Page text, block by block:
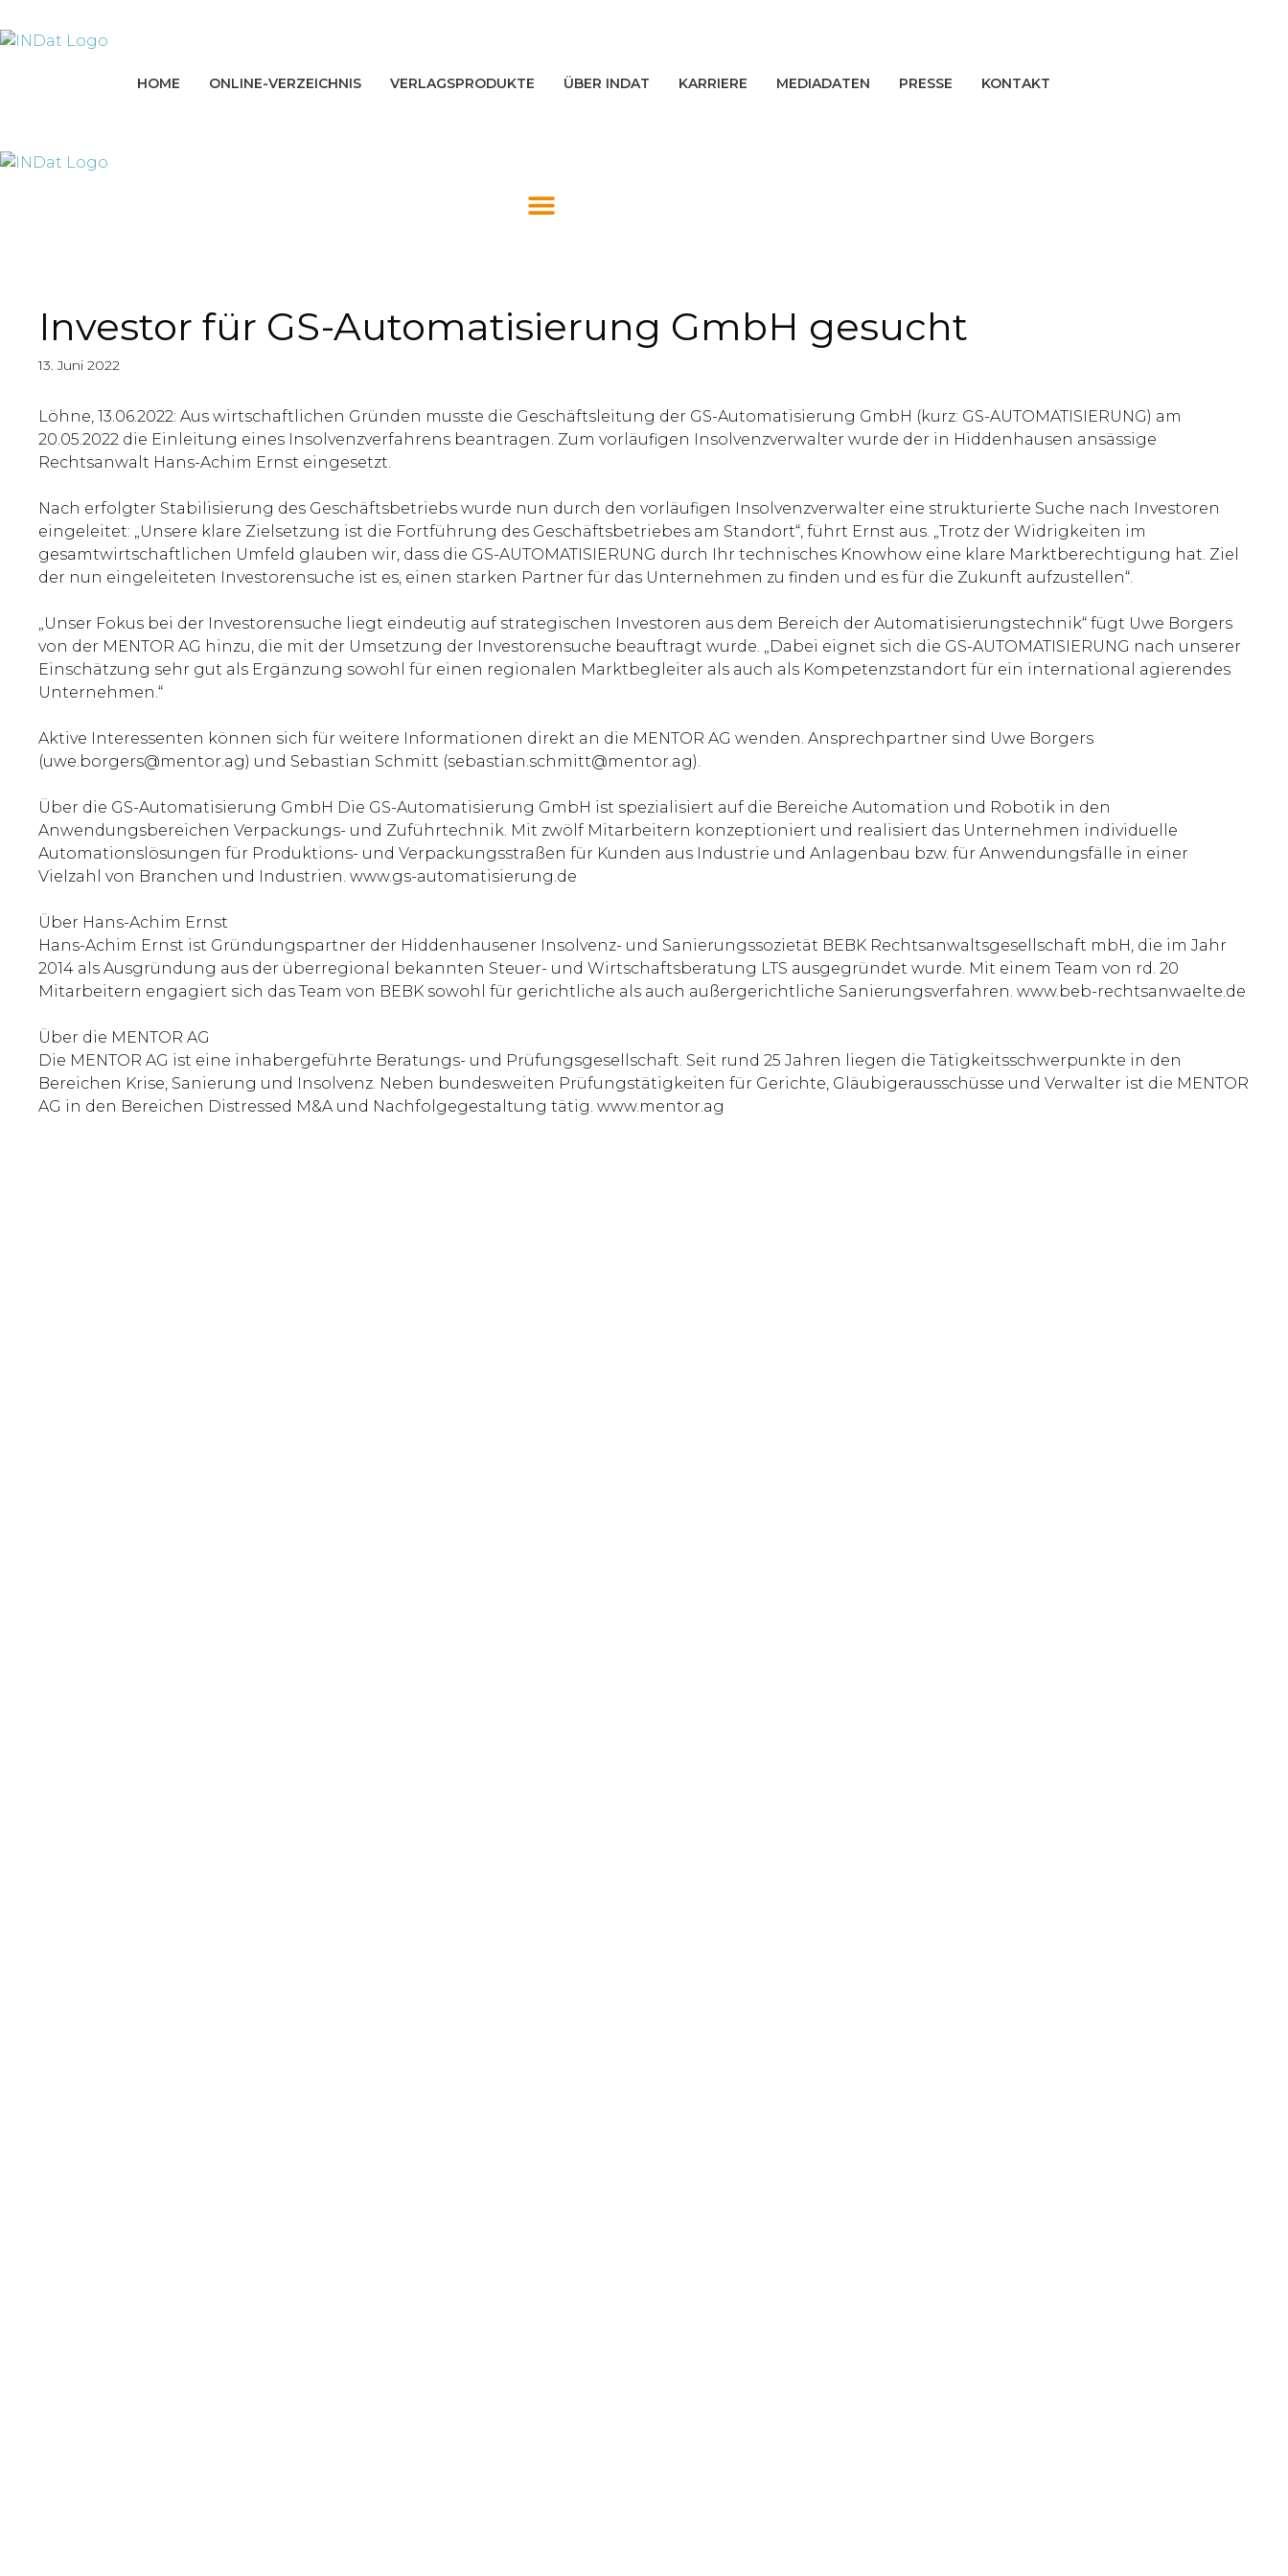
Inhalt
HOME ONLINE-VERZEICHNIS VERLAGSPRODUKTE ÜBER INDAT KARRIERE MEDIADATEN PRESSE KONTAKT
Investor für GS-Automatisierung GmbH gesucht
13. Juni 2022
Löhne, 13.06.2022: Aus wirtschaftlichen Gründen musste die Geschäftsleitung der GS-Automatisierung GmbH (kurz: GS-AUTOMATISIERUNG) am
20.05.2022 die Einleitung eines Insolvenzverfahrens beantragen. Zum vorläufigen Insolvenzverwalter wurde der in Hiddenhausen ansässige
Rechtsanwalt Hans-Achim Ernst eingesetzt.
Nach erfolgter Stabilisierung des Geschäftsbetriebs wurde nun durch den vorläufigen Insolvenzverwalter eine strukturierte Suche nach Investoren
eingeleitet: „Unsere klare Zielsetzung ist die Fortführung des Geschäftsbetriebes am Standort“, führt Ernst aus. „Trotz der Widrigkeiten im
gesamtwirtschaftlichen Umfeld glauben wir, dass die GS-AUTOMATISIERUNG durch Ihr technisches Knowhow eine klare Marktberechtigung hat. Ziel
der nun eingeleiteten Investorensuche ist es, einen starken Partner für das Unternehmen zu finden und es für die Zukunft aufzustellen“.
„Unser Fokus bei der Investorensuche liegt eindeutig auf strategischen Investoren aus dem Bereich der Automatisierungstechnik“ fügt Uwe Borgers
von der MENTOR AG hinzu, die mit der Umsetzung der Investorensuche beauftragt wurde. „Dabei eignet sich die GS-AUTOMATISIERUNG nach unserer
Einschätzung sehr gut als Ergänzung sowohl für einen regionalen Marktbegleiter als auch als Kompetenzstandort für ein international agierendes
Unternehmen.“
Aktive Interessenten können sich für weitere Informationen direkt an die MENTOR AG wenden. Ansprechpartner sind Uwe Borgers
(uwe.borgers@mentor.ag) und Sebastian Schmitt (sebastian.schmitt@mentor.ag).
Über die GS-Automatisierung GmbH Die GS-Automatisierung GmbH ist spezialisiert auf die Bereiche Automation und Robotik in den
Anwendungsbereichen Verpackungs- und Zuführtechnik. Mit zwölf Mitarbeitern konzeptioniert und realisiert das Unternehmen individuelle
Automationslösungen für Produktions- und Verpackungsstraßen für Kunden aus Industrie und Anlagenbau bzw. für Anwendungsfälle in einer
Vielzahl von Branchen und Industrien. www.gs-automatisierung.de
Über Hans-Achim Ernst
Hans-Achim Ernst ist Gründungspartner der Hiddenhausener Insolvenz- und Sanierungssozietät BEBK Rechtsanwaltsgesellschaft mbH, die im Jahr
2014 als Ausgründung aus der überregional bekannten Steuer- und Wirtschaftsberatung LTS ausgegründet wurde. Mit einem Team von rd. 20
Mitarbeitern engagiert sich das Team von BEBK sowohl für gerichtliche als auch außergerichtliche Sanierungsverfahren. www.beb-rechtsanwaelte.de
Über die MENTOR AG
Die MENTOR AG ist eine inhabergeführte Beratungs- und Prüfungsgesellschaft. Seit rund 25 Jahren liegen die Tätigkeitsschwerpunkte in den
Bereichen Krise, Sanierung und Insolvenz. Neben bundesweiten Prüfungstätigkeiten für Gerichte, Gläubigerausschüsse und Verwalter ist die MENTOR
AG in den Bereichen Distressed M&A und Nachfolgegestaltung tätig. www.mentor.ag